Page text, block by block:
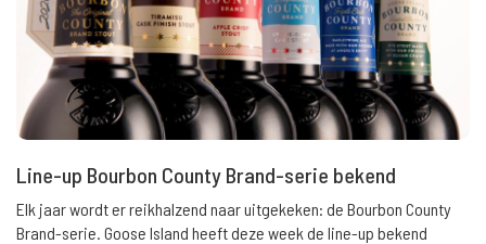
Line-up Bourbon County Brand-serie bekend
Elk jaar wordt er reikhalzend naar uitgekeken: de Bourbon County
Brand-serie. Goose Island heeft deze week de line-up bekend